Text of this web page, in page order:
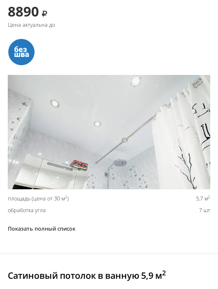
8890
Цена актуальна до
площадь (цена от 30 м2) 5,7 м2
обработка угла 7 шт
Показать полный список
Сатиновый потолок в ванную 5,9 м2